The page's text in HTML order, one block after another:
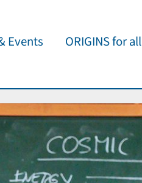
Events
Dates
ORIGINS for all
Wissenschaft für
jedermann
Für Schulen
Lecture Pool